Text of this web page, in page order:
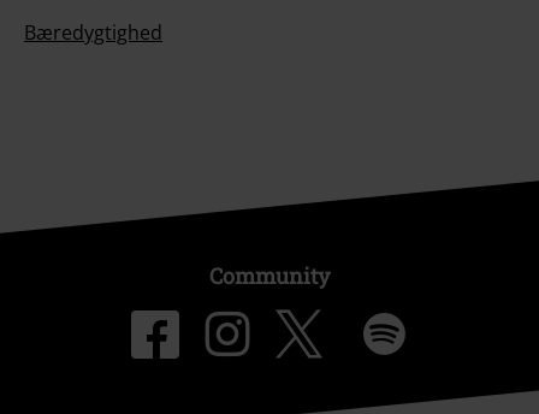
Bæredygtighed
Community